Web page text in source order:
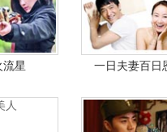
流星 一日夫妻百日